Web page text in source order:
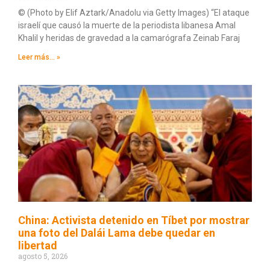
© (Photo by Elif Aztark/Anadolu via Getty Images) “El ataque
israelí que causó la muerte de la periodista libanesa Amal
Khalil y heridas de gravedad a la camarógrafa Zeinab Faraj
Leer más... »
China: Activista detenido en Tíbet por mostrar
una foto del Dalái Lama debe quedar en
libertad
agosto 5, 2026